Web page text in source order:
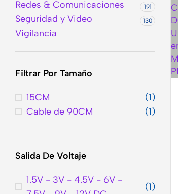
Redes & Comunicaciones 191
Seguridad y Video
Vigilancia
130
Filtrar Por Tamaño
15CM
(1)
Cable de 90CM
(1)
Salida De Voltaje
1.5V - 3V - 4.5V - 6V -
(1)